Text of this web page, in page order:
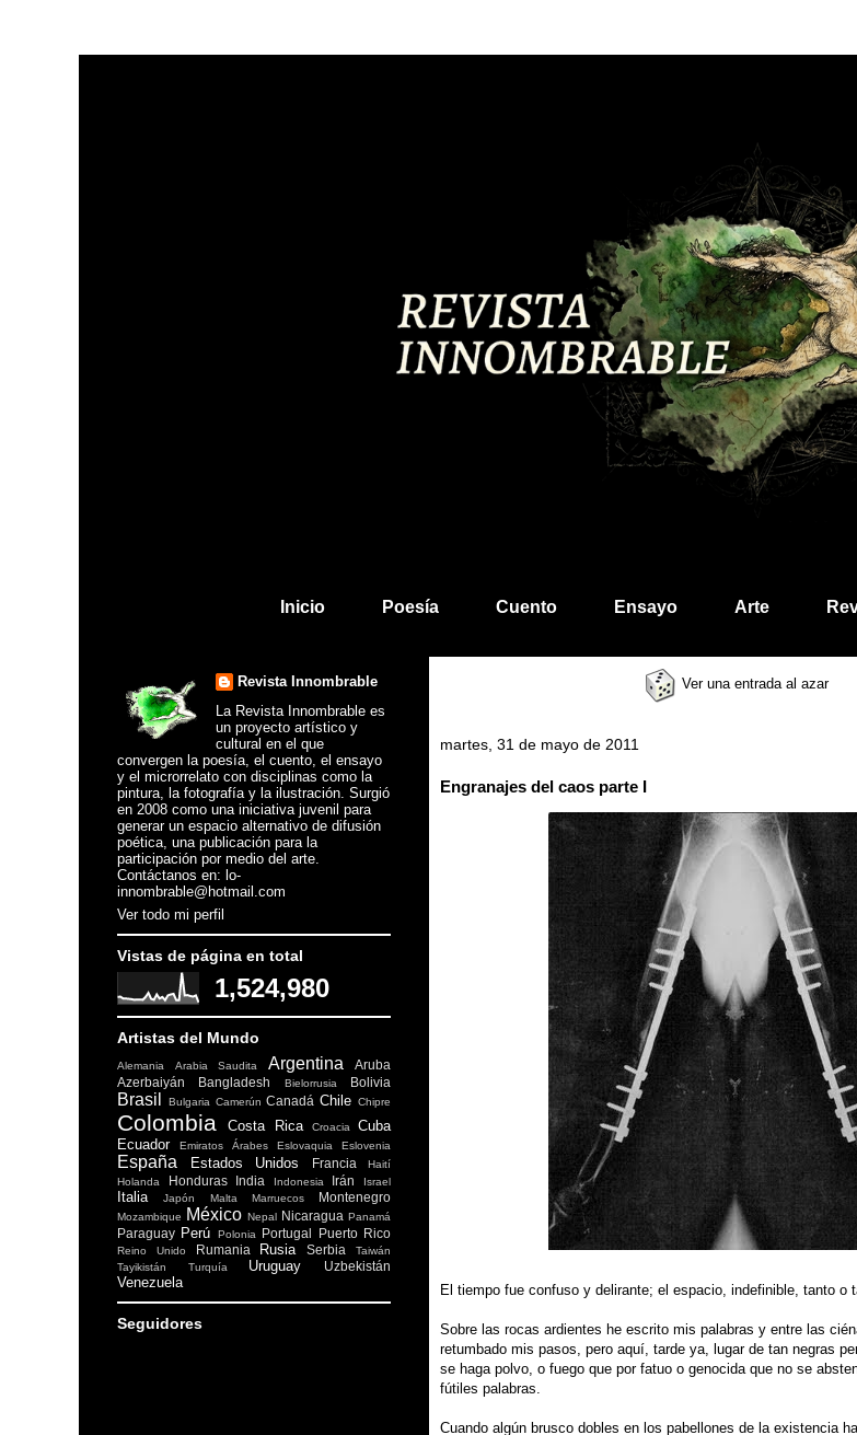
Inicio Poesía Cuento Ensayo Arte
Ver una entrada al azar
martes, 31 de mayo de 2011
Engranajes del caos parte I
El tiempo fue confuso y delirante; el espacio, indefinible, tanto o
Sobre las rocas ardientes he escrito mis palabras y entre las
retumbado mis pasos, pero aquí, tarde ya, lugar de tan negras
se haga polvo, o fuego que por fatuo o genocida que no se
fútiles palabras.
Cuando algún brusco dobles en los pabellones de la existencia
Revista Innombrable
La Revista Innombrable es
un proyecto artístico y
cultural en el que
convergen la poesía, el cuento, el ensayo
y el microrrelato con disciplinas como la
pintura, la fotografía y la ilustración. Surgió
en 2008 como una iniciativa juvenil para
generar un espacio alternativo de difusión
poética, una publicación para la
participación por medio del arte.
Contáctanos en: lo-
innombrable@hotmail.com
Ver todo mi perfil
Vistas de página en total
1,524,980
Artistas del Mundo
Alemania Arabia Saudita Argentina
Aruba
Azerbaiyán
Bangladesh Bielorrusia Bolivia
Brasil Bulgaria Camerún Canadá Chile Chipre
Colombia Costa Rica Croacia
Cuba
Ecuador
Emiratos Árabes Eslovaquia Eslovenia
España Estados Unidos Francia
Haití
Holanda
Honduras India Indonesia Irán Israel
Italia Japón Malta Marruecos Montenegro
Mozambique México Nepal Nicaragua Panamá
Paraguay Perú Polonia Portugal Puerto Rico
Reino Unido Rumania Rusia Serbia
Taiwán
Tayikistán
Turquía Uruguay Uzbekistán
Venezuela
Seguidores